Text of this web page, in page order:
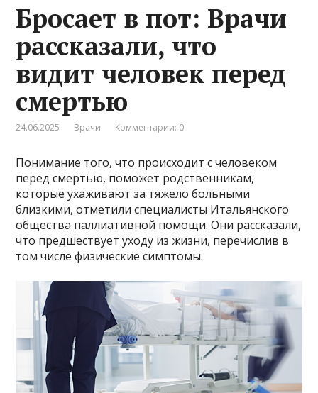
Бросает в пот: Врачи
рассказали, что
видит человек перед
смертью
24.06.2025 Врачи Комментарии: 0
Понимание того, что происходит с человеком
перед смертью, поможет родственникам,
которые ухаживают за тяжело больными
близкими, отметили специалисты Итальянского
общества паллиативной помощи. Они рассказали,
что предшествует уходу из жизни, перечислив в
том числе физические симптомы.